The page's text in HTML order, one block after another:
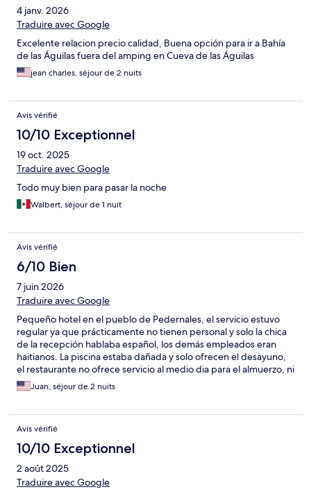
4 janv. 2026
Traduire avec Google
Excelente relacion precio calidad, Buena opción para ir a Bahía
de las Águilas fuera del amping en Cueva de las Águilas
jean charles, séjour de 2 nuits
Avis vérifié
10/10 Exceptionnel
19 oct. 2025
Traduire avec Google
Todo muy bien para pasar la noche
Walbert, séjour de 1 nuit
Avis vérifié
6/10 Bien
7 juin 2026
Traduire avec Google
Pequeño hotel en el pueblo de Pedernales, el servicio estuvo
regular ya que prácticamente no tienen personal y solo la chica
de la recepción hablaba español, los demás empleados eran
haitianos. La piscina estaba dañada y solo ofrecen el desayuno,
el restaurante no ofrece servicio al medio dia para el almuerzo, ni
en la noche para la cena.
Juan, séjour de 2 nuits
Avis vérifié
10/10 Exceptionnel
2 août 2025
Traduire avec Google